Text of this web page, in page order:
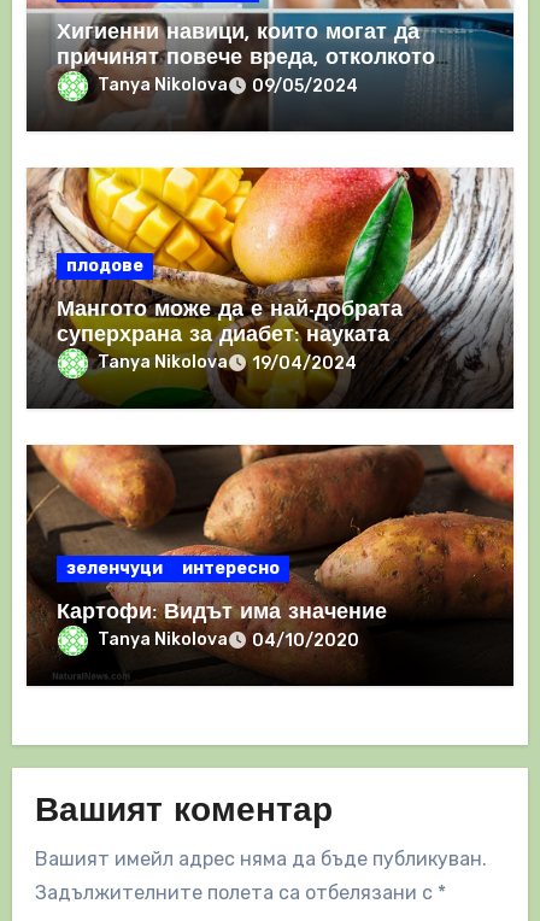
Хигиенни навици, които могат да
причинят повече вреда, отколкото
ползаTanya Nikolova 09/05/2024
плодове
Мангото може да е най-добрата
суперхрана за диабет: науката
открива, че контролира както
кръвната захар, така и кръвното
налягане
Tanya Nikolova 19/04/2024
зеленчуци интересно
Картофи: Видът има значение
Tanya Nikolova 04/10/2020
Вашият коментар
Вашият имейл адрес няма да бъде публикуван.
Задължителните полета са отбелязани с *